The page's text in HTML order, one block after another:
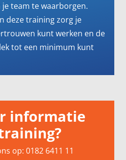
team te waarborgen.
deze training zorg je
kunt werken en de
tot een minimum kunt
informatie
op: 0182 6411 11